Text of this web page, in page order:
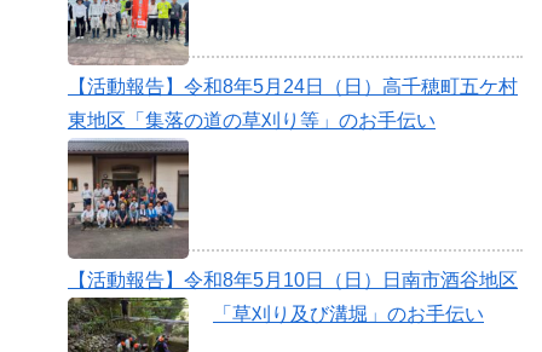
【活動報告】令和8年5月24日（日）高千穂町五ケ村
東地区「集落の道の草刈り等」のお手伝い
【活動報告】令和8年5月10日（日）日南市酒谷地区
「草刈り及び溝堀」のお手伝い